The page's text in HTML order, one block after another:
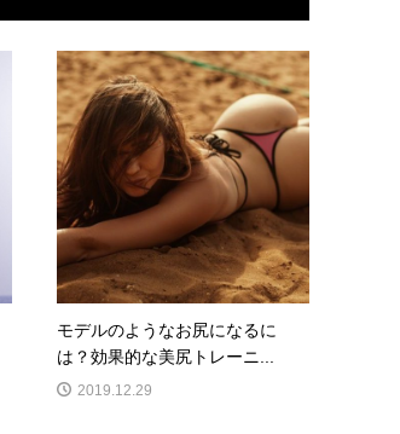
モデルのようなお尻になるに
は？効果的な美尻トレーニ...
2019.12.29